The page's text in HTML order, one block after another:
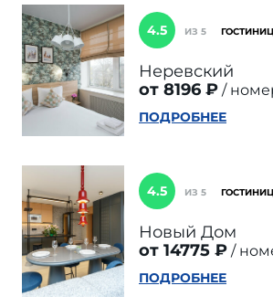
4.5 ИЗ 5
Неревский
от 8196 ₽
ПОДРОБНЕЕ
4.5 ИЗ 5
Новый Дом
от 14775 ₽
ПОДРОБНЕЕ